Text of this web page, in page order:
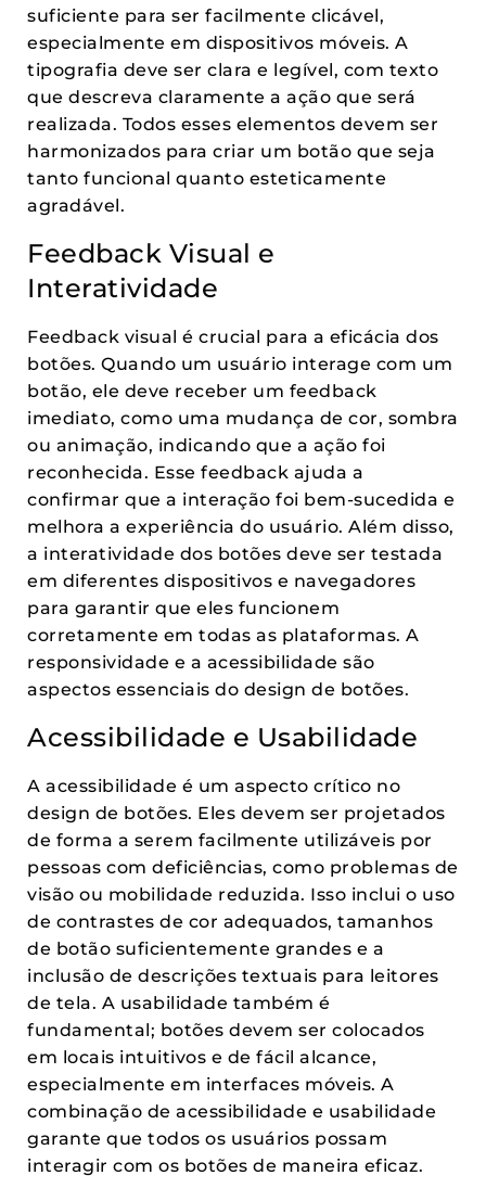
suficiente para ser facilmente clicável,
especialmente em dispositivos móveis. A
tipografia deve ser clara e legível, com texto
que descreva claramente a ação que será
realizada. Todos esses elementos devem ser
harmonizados para criar um botão que seja
tanto funcional quanto esteticamente
agradável.
Feedback Visual e
Interatividade
Feedback visual é crucial para a eficácia dos
botões. Quando um usuário interage com um
botão, ele deve receber um feedback
imediato, como uma mudança de cor, sombra
ou animação, indicando que a ação foi
reconhecida. Esse feedback ajuda a
confirmar que a interação foi bem-sucedida e
melhora a experiência do usuário. Além disso,
a interatividade dos botões deve ser testada
em diferentes dispositivos e navegadores
para garantir que eles funcionem
corretamente em todas as plataformas. A
responsividade e a acessibilidade são
aspectos essenciais do design de botões.
Acessibilidade e Usabilidade
A acessibilidade é um aspecto crítico no
design de botões. Eles devem ser projetados
de forma a serem facilmente utilizáveis por
pessoas com deficiências, como problemas de
visão ou mobilidade reduzida. Isso inclui o uso
de contrastes de cor adequados, tamanhos
de botão suficientemente grandes e a
inclusão de descrições textuais para leitores
de tela. A usabilidade também é
fundamental; botões devem ser colocados
em locais intuitivos e de fácil alcance,
especialmente em interfaces móveis. A
combinação de acessibilidade e usabilidade
garante que todos os usuários possam
interagir com os botões de maneira eficaz.